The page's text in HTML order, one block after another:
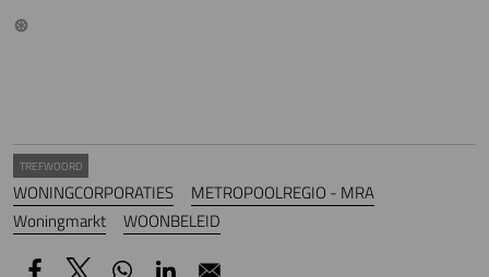
TREFWOORD
WONINGCORPORATIES
METROPOOLREGIO - MRA
Woningmarkt
WOONBELEID